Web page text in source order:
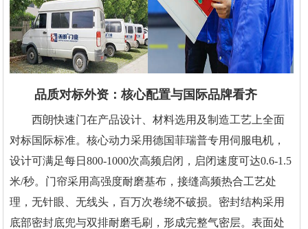
品质对标外资：核心配置与国际品牌看齐
西朗快速门在产品设计、材料选用及制造工艺上全面
对标国际标准。核心动力采用德国菲瑞普专用伺服电机，
设计可满足每日800-1000次高频启闭，启闭速度可达0.6-1.5
米/秒。门帘采用高强度耐磨基布，接缝高频热合工艺处
理，无针眼、无线头，百万次卷绕不破损。密封结构采用
底部密封底兜与双排耐磨毛刷，形成完整气密层。表面处